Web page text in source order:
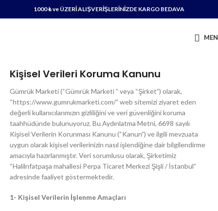
1000 ₺ ve ÜZERİ ALIŞVERİŞLERİNİZDE KARGO BEDAVA
Kişisel Verileri Koruma Kanunu
Gümrük Marketi (“Gümrük Marketi ” veya “Şirket”) olarak,
“https://www.gumrukmarketi.com/” web sitemizi ziyaret eden
değerli kullanıcılarımızın gizliliğini ve veri güvenliğini koruma
taahhüdünde bulunuyoruz. Bu Aydınlatma Metni, 6698 sayılı
Kişisel Verilerin Korunması Kanunu (“Kanun”) ve ilgili mevzuata
uygun olarak kişisel verilerinizin nasıl işlendiğine dair bilgilendirme
amacıyla hazırlanmıştır. Veri sorumlusu olarak, Şirketimiz
“Halilrıfatpaşa mahallesi Perpa Ticaret Merkezi Şişli / İstanbul”
adresinde faaliyet göstermektedir.
1- Kişisel Verilerin İşlenme Amaçları